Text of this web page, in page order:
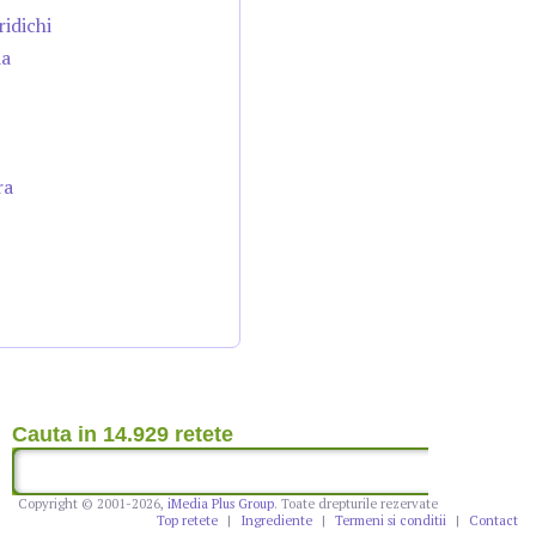
Cauta in 14.929 retete
Copyright © 2001-2026, iMedia Plus Group. Toate drepturile rezervate
Top retete
| Ingrediente | Termeni si conditii | Contact